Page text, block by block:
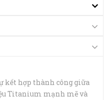
kết hợp thành công giữa
Titanium mạnh mẽ và